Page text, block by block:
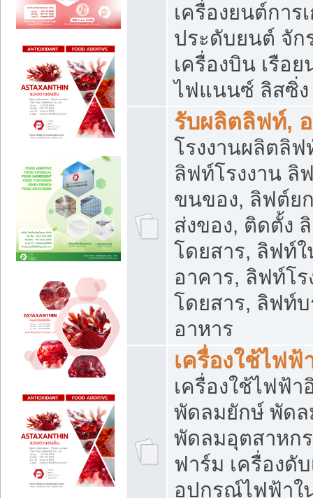
เครื่องยนต์การ
ประดับยนต์ จัก
เครื่องบิน เรือ
ไฟแนนซ์ ลิสซิ่ง
รับผลิตลิฟท์,
โรงงานผลิตลิ
ลิฟท์โรงงาน ลิ
ขนของ, ลิฟต์ย
ส่งของ, ติดตั้ง
โดยสาร, ลิฟท์
อาคาร, ลิฟท์โ
โดยสาร, ลิฟท์
อาหาร
เครื่องใช้ไฟฟ้
เครื่องใช้ไฟฟ้า
พัดลมยักษ์ พัด
พัดลมอุตสาหก
ฟาร์ม เครื่องดั
อุปกรณ์ไฟฟ้าใ